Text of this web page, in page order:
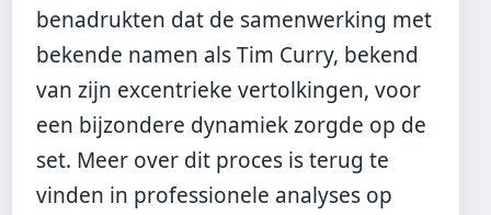
benadrukten dat de samenwerking met
bekende namen als Tim Curry, bekend
van zijn excentrieke vertolkingen, voor
een bijzondere dynamiek zorgde op de
set. Meer over dit proces is terug te
vinden in professionele analyses op